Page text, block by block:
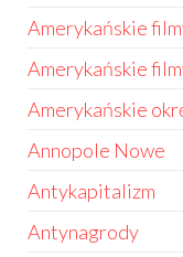
Amerykańskie
Amerykańskie
Amerykańskie
Annopole Nowe
Antykapitalizm
Antynagrody